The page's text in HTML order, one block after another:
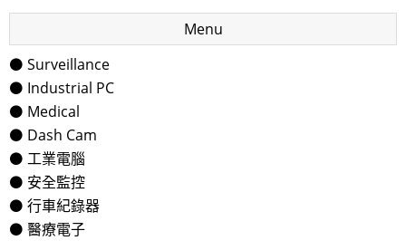
Menu
⚫ Surveillance
⚫ Industrial PC
⚫ Medical
⚫ Dash Cam
⚫ 工業電腦
⚫ 安全監控
⚫ 行車紀錄器
⚫ 醫療電子